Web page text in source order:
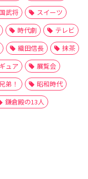
武将
スイーツ
時代劇
テレビ
織田信長
抹茶
ュア
展覧会
弟！
昭和時代
鎌倉殿の13人